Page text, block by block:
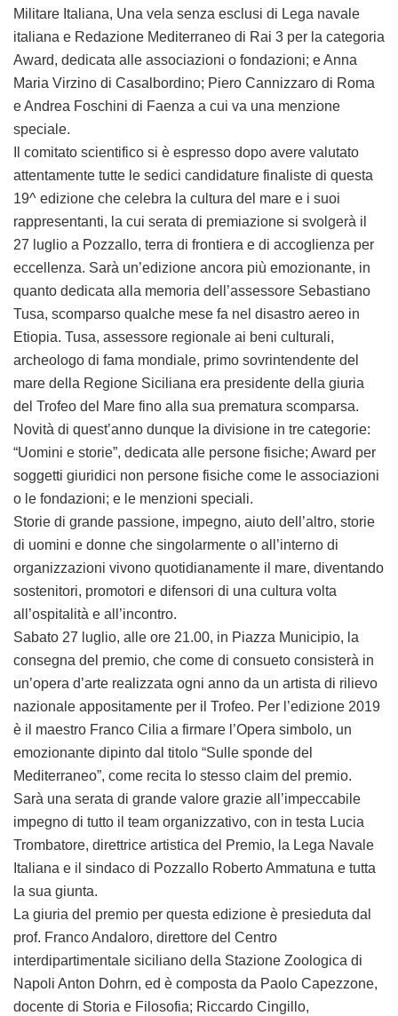
Militare Italiana, Una vela senza esclusi di Lega navale
italiana e Redazione Mediterraneo di Rai 3 per la categoria
Award, dedicata alle associazioni o fondazioni; e Anna
Maria Virzino di Casalbordino; Piero Cannizzaro di Roma
e Andrea Foschini di Faenza a cui va una menzione
speciale.
Il comitato scientifico si è espresso dopo avere valutato
attentamente tutte le sedici candidature finaliste di questa
19^ edizione che celebra la cultura del mare e i suoi
rappresentanti, la cui serata di premiazione si svolgerà il
27 luglio a Pozzallo, terra di frontiera e di accoglienza per
eccellenza. Sarà un’edizione ancora più emozionante, in
quanto dedicata alla memoria dell’assessore Sebastiano
Tusa, scomparso qualche mese fa nel disastro aereo in
Etiopia. Tusa, assessore regionale ai beni culturali,
archeologo di fama mondiale, primo sovrintendente del
mare della Regione Siciliana era presidente della giuria
del Trofeo del Mare fino alla sua prematura scomparsa.
Novità di quest’anno dunque la divisione in tre categorie:
“Uomini e storie”, dedicata alle persone fisiche; Award per
soggetti giuridici non persone fisiche come le associazioni
o le fondazioni; e le menzioni speciali.
Storie di grande passione, impegno, aiuto dell’altro, storie
di uomini e donne che singolarmente o all’interno di
organizzazioni vivono quotidianamente il mare, diventando
sostenitori, promotori e difensori di una cultura volta
all’ospitalità e all’incontro.
Sabato 27 luglio, alle ore 21.00, in Piazza Municipio, la
consegna del premio, che come di consueto consisterà in
un’opera d’arte realizzata ogni anno da un artista di rilievo
nazionale appositamente per il Trofeo. Per l’edizione 2019
è il maestro Franco Cilia a firmare l’Opera simbolo, un
emozionante dipinto dal titolo “Sulle sponde del
Mediterraneo”, come recita lo stesso claim del premio.
Sarà una serata di grande valore grazie all’impeccabile
impegno di tutto il team organizzativo, con in testa Lucia
Trombatore, direttrice artistica del Premio, la Lega Navale
Italiana e il sindaco di Pozzallo Roberto Ammatuna e tutta
la sua giunta.
La giuria del premio per questa edizione è presieduta dal
prof. Franco Andaloro, direttore del Centro
interdipartimentale siciliano della Stazione Zoologica di
Napoli Anton Dohrn, ed è composta da Paolo Capezzone,
docente di Storia e Filosofia; Riccardo Cingillo,